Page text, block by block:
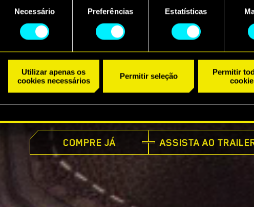
suas preferências no menu "Configurações" abaixo.
consentimento
Necessário Preferências Estatísticas
Utilizar apenas os
cookies necessários
Permitir seleção
Permitir
JÁ DISPONÍVEL
COMPRE JÁ ASSISTA AO